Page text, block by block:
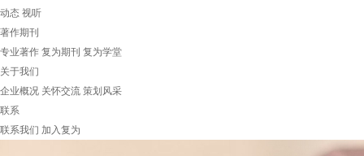
动态 视听
著作期刊
专业著作 复为期刊 复为学堂
关于我们
企业概况 关怀交流 策划风采
联系
联系我们 加入复为